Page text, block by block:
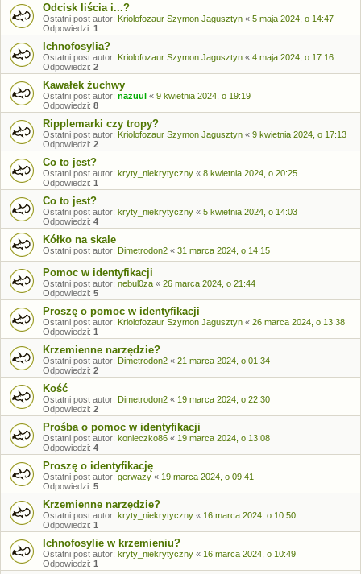
Odcisk liścia i...?
Ostatni post autor: Kriolofozaur Szymon Jagusztyn « 5 maja 2024, o 14:47
Odpowiedzi: 1
Ichnofosylia?
Ostatni post autor: Kriolofozaur Szymon Jagusztyn « 4 maja 2024, o 17:16
Odpowiedzi: 2
Kawałek żuchwy
Ostatni post autor: nazuul « 9 kwietnia 2024, o 19:19
Odpowiedzi: 8
Ripplemarki czy tropy?
Ostatni post autor: Kriolofozaur Szymon Jagusztyn « 9 kwietnia 2024, o 17:13
Odpowiedzi: 2
Co to jest?
Ostatni post autor: kryty_niekrytyczny « 8 kwietnia 2024, o 20:25
Odpowiedzi: 1
Co to jest?
Ostatni post autor: kryty_niekrytyczny « 5 kwietnia 2024, o 14:03
Odpowiedzi: 4
Kółko na skale
Ostatni post autor: Dimetrodon2 « 31 marca 2024, o 14:15
Pomoc w identyfikacji
Ostatni post autor: nebul0za « 26 marca 2024, o 21:44
Odpowiedzi: 5
Proszę o pomoc w identyfikacji
Ostatni post autor: Kriolofozaur Szymon Jagusztyn « 26 marca 2024, o 13:38
Odpowiedzi: 1
Krzemienne narzędzie?
Ostatni post autor: Dimetrodon2 « 21 marca 2024, o 01:34
Odpowiedzi: 2
Kość
Ostatni post autor: Dimetrodon2 « 19 marca 2024, o 22:30
Odpowiedzi: 2
Prośba o pomoc w identyfikacji
Ostatni post autor: konieczko86 « 19 marca 2024, o 13:08
Odpowiedzi: 4
Proszę o identyfikację
Ostatni post autor: gerwazy « 19 marca 2024, o 09:41
Odpowiedzi: 5
Krzemienne narzędzie?
Ostatni post autor: kryty_niekrytyczny « 16 marca 2024, o 10:50
Odpowiedzi: 1
Ichnofosylie w krzemieniu?
Ostatni post autor: kryty_niekrytyczny « 16 marca 2024, o 10:49
Odpowiedzi: 1